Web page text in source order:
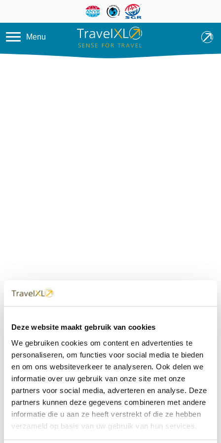
Deze website maakt gebruik van cookies
We gebruiken cookies om content en advertenties te
personaliseren, om functies voor social media te bieden
en om ons websiteverkeer te analyseren. Ook delen we
informatie over uw gebruik van onze site met onze
partners voor social media, adverteren en analyse. Deze
partners kunnen deze gegevens combineren met andere
informatie die u aan ze heeft verstrekt of die ze hebben
verzameld op basis van uw gebruik van hun services.
Overslaan en naar de inhoud
Menu
dichtbij
Met 60+ verkooppunten in Nederland en België staan wij
met onze XL Travelcenters, mobiele reisadviseurs van
TravelXL@Home en deze website altijd voor uw vakantie
klaar.
• Ontzorgen van A-Z • Onafhankelijk advies • Maatwerk •
Bespaar tijd en stress
TravelXLreisbureau's